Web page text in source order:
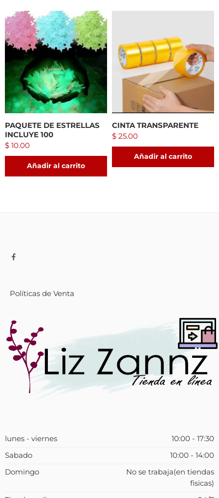
PAQUETE DE ESTRELLAS
INCLUYE 100
$ 10.00
Añadir al carrito
CINTA TRANSPARENTE
$ 25.00
Añadir al carrito
Políticas de Venta
lunes - viernes
10:00 - 17:30
Sabado
10:00 - 14:00
Domingo
No se trabaja(en tiendas
fisicas)